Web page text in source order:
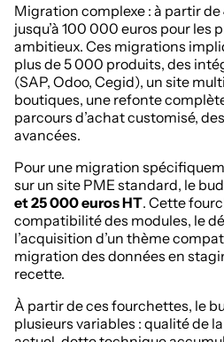
Migration complexe : à partir de
jusqu’à 100 000 euros pour les
ambitieux. Ces migrations
plus de 5 000 produits, des
(SAP, Odoo, Cegid), un site
boutiques, une refonte
parcours d’achat customisé,
avancées.
Pour une migration
sur un site PME standard, le
et 25 000 euros HT. Cette
compatibilité des modules, le
l’acquisition d’un thème
migration des données en
recette.
À partir de ces fourchettes, le
plusieurs variables : qualité de